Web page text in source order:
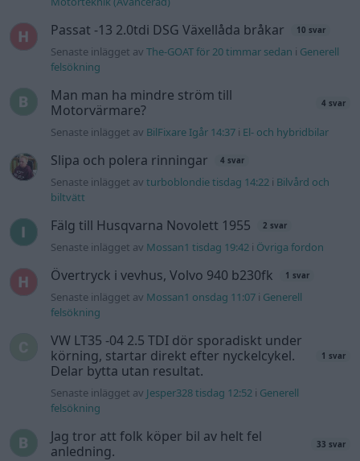
Passat -13 2.0tdi DSG Växellåda bråkar 10 svar
Senaste inlägget avThe-GOAT för 20 timmar sedan i Generell
felsökning
Man man ha mindre ström till
Motorvärmare?
4 svar
Senaste inlägget av BilFixare Igår 14:37 i El- och hybridbilar
Slipa och polera rinningar 4 svar
Senaste inlägget avturboblondie tisdag 14:22 i Bilvård och
biltvätt
Fälg till Husqvarna Novolett 1955 2 svar
Senaste inlägget av Mossan1 tisdag 19:42 i Övriga fordon
Övertryck i vevhus, Volvo 940 b230fk 1 svar
Senaste inlägget av Mossan1 onsdag 11:07 i Generell
felsökning
VW LT35 -04 2.5 TDI dör sporadiskt under
körning, startar direkt efter nyckelcykel.
Delar bytta utan resultat.
1 svar
Senaste inlägget av Jesper328 tisdag 12:52 i Generell
felsökning
Jag tror att folk köper bil av helt fel
anledning.
33 svar